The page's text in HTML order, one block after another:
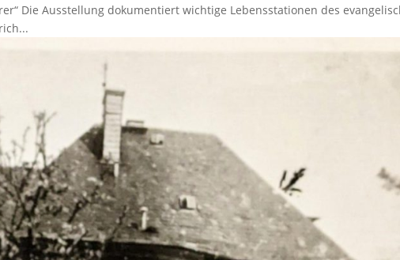
Die Ausstellung dokumentiert wichtige Lebensstationen des